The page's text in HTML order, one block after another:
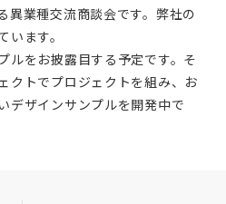
異業種交流商談会です。弊社の
ます。
ルをお披露目する予定です。そ
クトでプロジェクトを組み、お
デザインサンプルを開発中で